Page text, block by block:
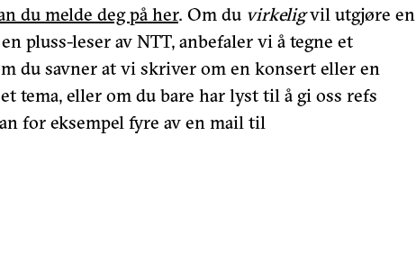
du melde deg på her. Om du virkeligvil utgjøre en
pluss-leser av NTT, anbefaler vi å tegne et
du savner at vi skriver om en konsert eller en
tema, eller om du bare har lyst til å gi oss refs
for eksempel fyre av en mail til